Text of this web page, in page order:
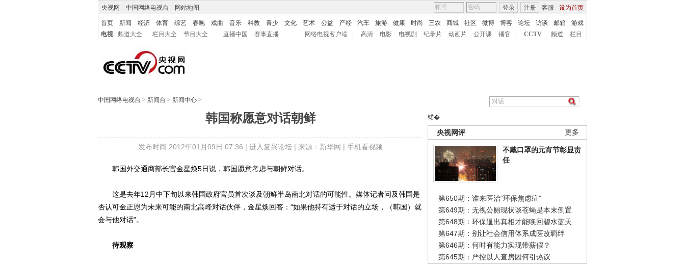
央视网 中国网络电视台 网站地图 客服 设为首页
登录 注册
首页 新闻 经济 体育 综艺 春晚 戏曲 音乐 科教 青少 文化 艺术 公益 产经 汽车 旅游 健康 时尚 三农 商城 社区 微博 博客 论坛 访谈 邮箱
游戏
电视
频道大全 栏目大全 节目大全 直播中国 赛事直播 网络电视客户端 高清 电影 电视剧 纪录片 动画片 公开课 播客 CCTV 频道 栏目
中国网络电视台 > 新闻台 > 新闻中心 >
韩国称愿意对话朝鲜
发布时间:2012年01月09日 07:36 | 进入复兴论坛| 来源：新华网 | 手机看视频
锘�
更多
央视网评
不戴口罩的元宵节彰显责
任
第650期：谁来医治“环保焦虑症”
第649期：无视公厕现状谈苍蝇是本末倒置
第648期：环保逼出真相才能唤回碧水蓝天
第647期：别让社会信用体系成医改羁绊
第646期：何时有能力实现带薪假？
第645期：严控以人查房因何引热议
韩国外交通商部长官金星焕5日说，韩国愿意考虑与朝鲜对话。
这是去年12月中下旬以来韩国政府官员首次谈及朝鲜半岛南北对话的可能性。媒体记者问及韩国是
否认可金正恩为未来可能的南北高峰对话伙伴，金星焕回答：“如果他持有适于对话的立场，（韩国）就
会与他对话”。
待观察